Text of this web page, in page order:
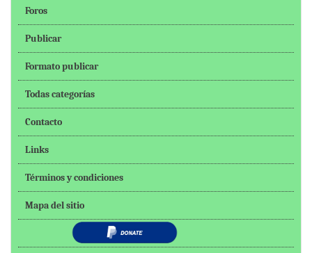
Foros
Publicar
Formato publicar
Todas categorías
Contacto
Links
Términos y condiciones
Mapa del sitio